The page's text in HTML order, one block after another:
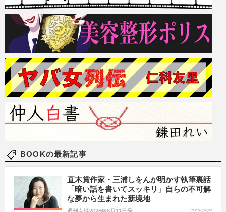
BOOKの最新記事
直木賞作家・三浦しをんが明かす執筆裏話
「暗い話を書いてスッキリ」自らの不可解
な夢から生まれた新境地